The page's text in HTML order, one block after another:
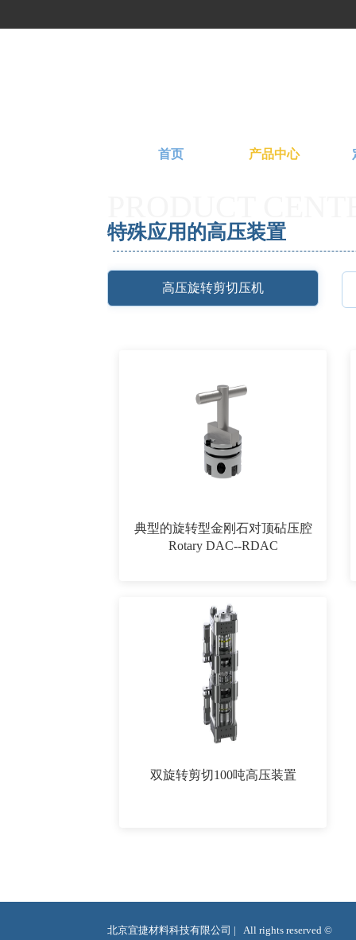
首页 产品中心
特殊应用的高压装置
高压旋转剪切压机
典型的旋转型金刚石对顶砧压腔
Rotary DAC--RDAC
双旋转剪切100吨高压装置
北京宜捷材料科技有限公司 |   All rights reserved ©